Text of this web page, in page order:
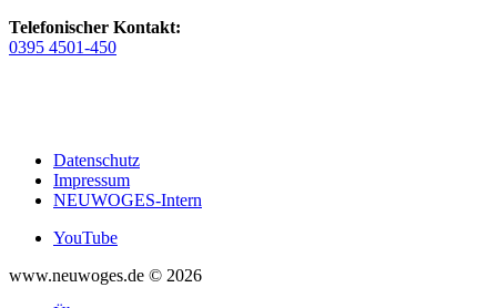
Telefonischer Kontakt:
0395 4501-450
Datenschutz
Impressum
NEUWOGES-Intern
YouTube
www.neuwoges.de © 2026